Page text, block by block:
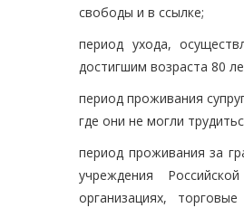
свободы и в ссылке;
период ухода,
достигшим возраста 80
период проживания
где они не могли
период проживания за
учреждения
организациях,